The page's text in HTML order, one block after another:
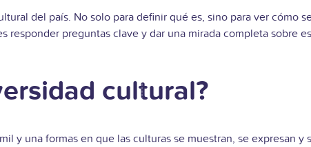
del país. No solo para definir qué es, sino para ver cómo
responder preguntas clave y dar una mirada completa sobre
cultural?
y una formas en que las culturas se muestran, se expresan